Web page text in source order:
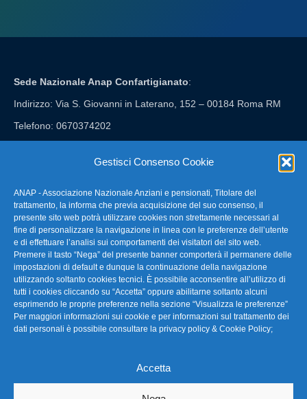
Gestisci Consenso Cookie
ANAP - Associazione Nazionale Anziani e pensionati, Titolare del
trattamento, la informa che previa acquisizione del suo consenso, il
presente sito web potrà utilizzare cookies non strettamente necessari al
fine di personalizzare la navigazione in linea con le preferenze dell’utente
e di effettuare l’analisi sui comportamenti dei visitatori del sito web.
Premere il tasto “Nega” del presente banner comporterà il permanere delle
impostazioni di default e dunque la continuazione della navigazione
utilizzando soltanto cookies tecnici. È possibile acconsentire all’utilizzo di
tutti i cookies cliccando su “Accetta” oppure abilitarne soltanto alcuni
esprimendo le proprie preferenze nella sezione “Visualizza le preferenze”
Per maggiori informazioni sui cookie e per informazioni sul trattamento dei
dati personali è possibile consultare la privacy policy & Cookie Policy;
Accetta
Sede Nazionale Anap Confartigianato:
Indirizzo: Via S. Giovanni in Laterano, 152 – 00184 Roma RM
Telefono: 0670374202
FAQ – Domande Frequenti
La nostra Newsletter
Link Utili
TG Confartigianato
Privacy & Cookie Policy
Seguici